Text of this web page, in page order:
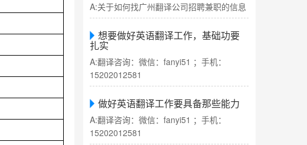
A:关于如何找广州翻译公司招聘兼职的信息
想要做好英语翻译工作，基础功要
扎实
A:翻译咨询：微信：fanyi51 ；手机：
15202012581
做好英语翻译工作要具备那些能力
A:翻译咨询：微信：fanyi51 ；手机：
15202012581